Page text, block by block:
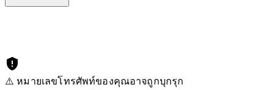
⚠️ หมายเลขโทรศัพท์ของคุณอาจถูกบุกรุก